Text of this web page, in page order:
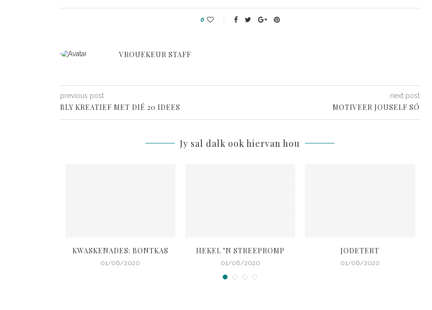
0
VROUEKEUR STAFF
previous post
BLY KREATIEF MET DIÉ 20 IDEES
next post
MOTIVEER JOUSELF SÓ
Jy sal dalk ook hiervan hou
KWASKENADES: BONTKAS
01/06/2020
HEKEL ’N STREEPROMP
01/06/2020
JODETERT
01/06/2020